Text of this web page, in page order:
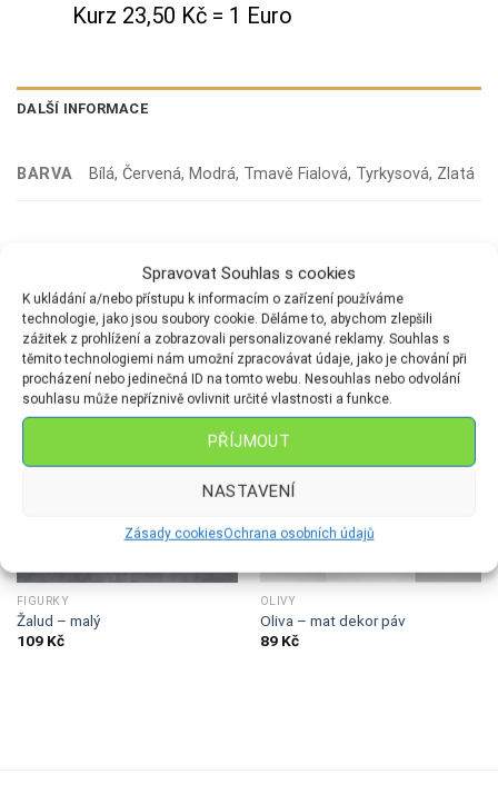
Spravovat Souhlas s cookies
K ukládání a/nebo přístupu k informacím o zařízení používáme
technologie, jako jsou soubory cookie. Děláme to, abychom zlepšili
zážitek z prohlížení a zobrazovali personalizované reklamy. Souhlas s
těmito technologiemi nám umožní zpracovávat údaje, jako je chování při
procházení nebo jedinečná ID na tomto webu. Nesouhlas nebo odvolání
souhlasu může nepříznivě ovlivnit určité vlastnosti a funkce.
PŘÍJMOUT
NASTAVENÍ
Zásady cookiesOchrana osobních údajů
Kurz 23,50 Kč = 1 Euro
DALŠÍ INFORMACE
BARVA Bílá, Červená, Modrá, Tmavě Fialová, Tyrkysová, Zlatá
SOUVISEJÍCÍ PRODUKTY
FIGURKY
Žalud – malý
109 Kč
OLIVY
Oliva – mat dekor páv
89 Kč